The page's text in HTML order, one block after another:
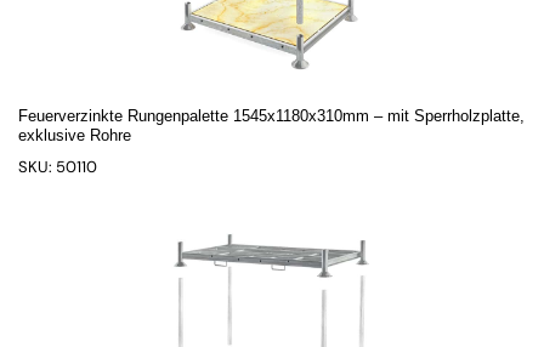
Feuerverzinkte Rungenpalette 1545x1180x310mm – mit Sperrholzplatte,
exklusive Rohre
SKU: 50110